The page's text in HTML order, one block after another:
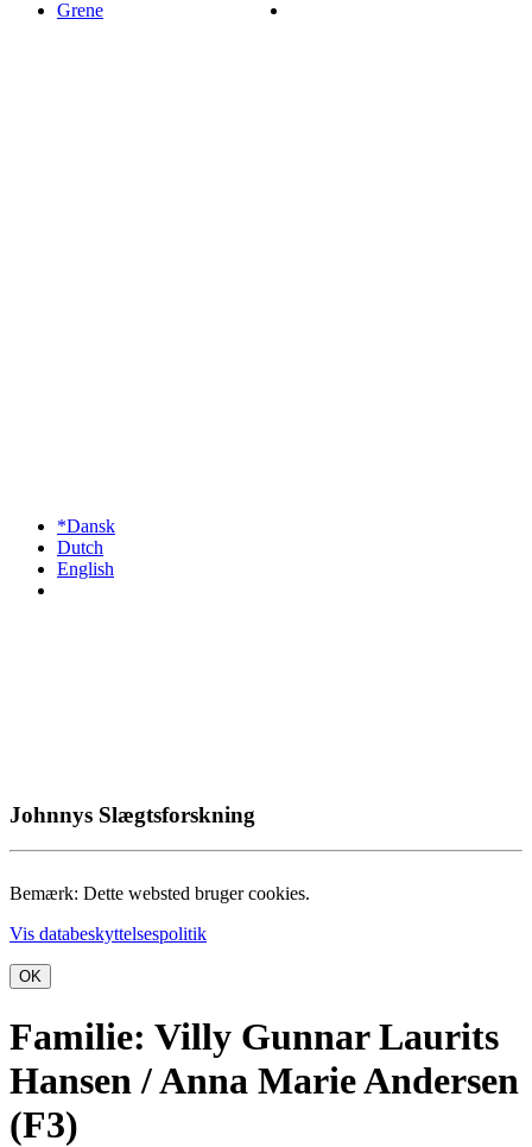
Grene
*Dansk
Dutch
English
Johnnys Slægtsforskning
Bemærk: Dette websted bruger cookies.
Vis databeskyttelsespolitik
OK
Familie: Villy Gunnar Laurits
Hansen / Anna Marie Andersen
(F3)